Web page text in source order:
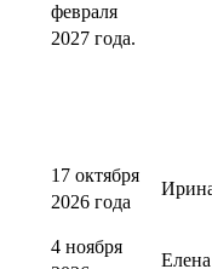
февраля
2027 года.
17 октября
2026 года
4 ноября